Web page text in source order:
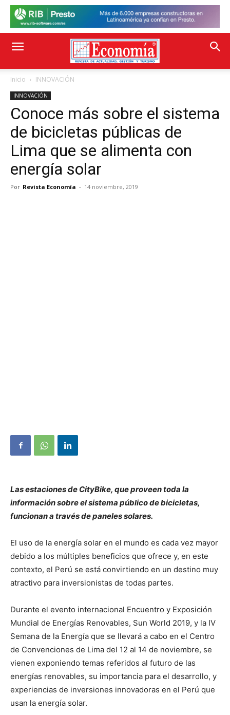
Inicio INNOVACIÓN
INNOVACIÓN
Conoce más sobre el sistema
de bicicletas públicas de
Lima que se alimenta con
energía solar
Por Revista Economía - 14 noviembre, 2019
Las estaciones de CityBike, que proveen toda la
información sobre el sistema público de bicicletas,
funcionan a través de paneles solares.
El uso de la energía solar en el mundo es cada vez mayor
debido a los múltiples beneficios que ofrece y, en este
contexto, el Perú se está convirtiendo en un destino muy
atractivo para inversionistas de todas partes.
Durante el evento internacional Encuentro y Exposición
Mundial de Energías Renovables, Sun World 2019, y la IV
Semana de la Energía que se llevará a cabo en el Centro
de Convenciones de Lima del 12 al 14 de noviembre, se
vienen exponiendo temas referidos al futuro de las
energías renovables, su importancia para el desarrollo, y
experiencias de inversiones innovadoras en el Perú que
usan la energía solar.